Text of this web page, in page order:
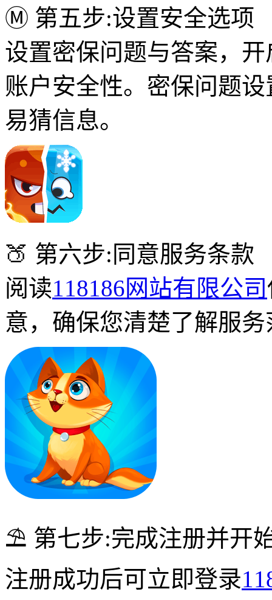
Ⓜ 第五步:设置安全选项
设置密保问题与答案，
账户安全性。密保问题
易猜信息。
🍑 第六步:同意服务条款
阅读118186网站有限公司
意，确保您清楚了解服
⛱ 第七步:完成注册并开
注册成功后可立即登录